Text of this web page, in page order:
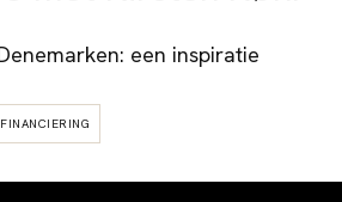
een inspiratie